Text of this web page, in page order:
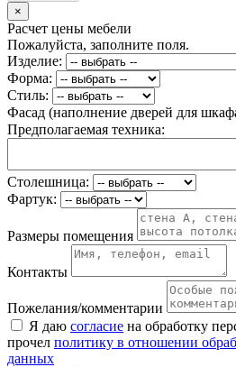
×
Расчет цены мебели
Пожалуйста, заполните поля.
Изделие:
Форма:
Стиль:
Фасад (наполнение дверей для
Предполагаемая техника:
Столешница:
Фартук:
Размеры помещения
Контакты
Пожелания/комментарии
Я даю согласие на обработку
прочел политику в отношении
данных